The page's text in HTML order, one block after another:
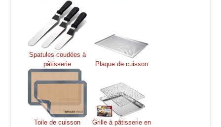
Spatules coudées à
pâtisserie
Plaque de cuisson
Toile de cuisson
Grille à pâtisserie en